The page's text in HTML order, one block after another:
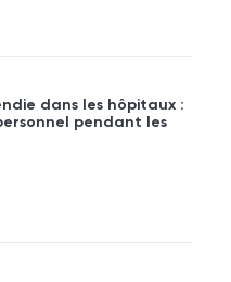
dans les hôpitaux :
pendant les